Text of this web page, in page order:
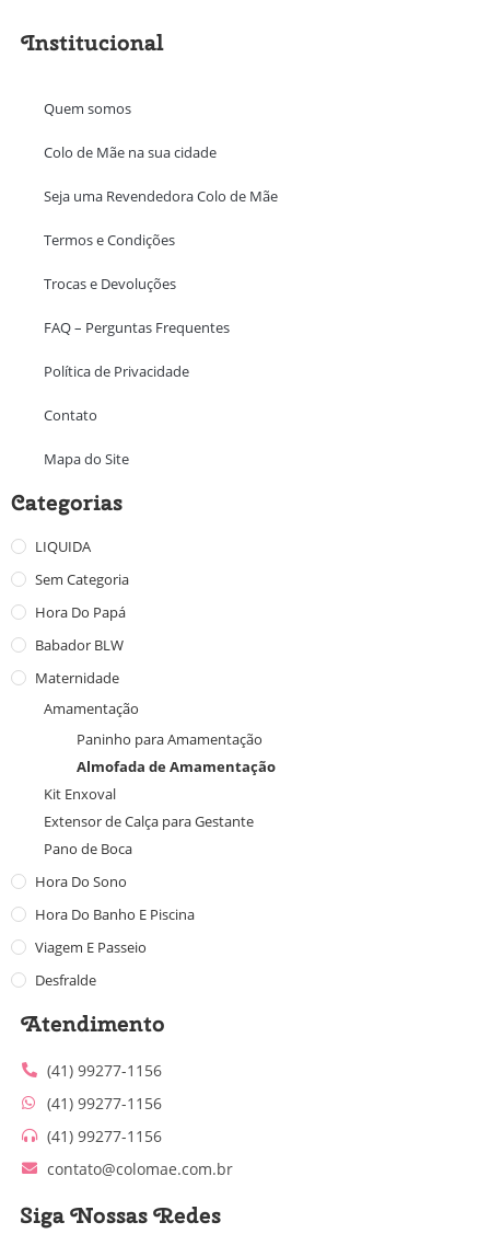
Institucional
Quem somos
Colo de Mãe na sua cidade
Seja uma Revendedora Colo de Mãe
Termos e Condições
Trocas e Devoluções
FAQ – Perguntas Frequentes
Política de Privacidade
Contato
Mapa do Site
Categorias
LIQUIDA
Sem Categoria
Hora Do Papá
Babador BLW
Maternidade
Amamentação
Paninho para Amamentação
Almofada de Amamentação
Kit Enxoval
Extensor de Calça para Gestante
Pano de Boca
Hora Do Sono
Hora Do Banho E Piscina
Viagem E Passeio
Desfralde
Atendimento
(41) 99277-1156
(41) 99277-1156
(41) 99277-1156
contato@colomae.com.br
Siga Nossas Redes